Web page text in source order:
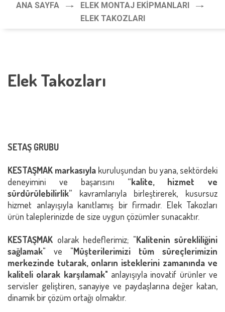
ANA SAYFA
ELEK MONTAJ EKIPMANLARI
ELEK TAKOZLARI
Elek Takozları
SETAŞ GRUBU
KESTAŞMAK markasıyla kuruluşundan bu yana, sektördeki
deneyimini ve başarısını “kalite, hizmet ve
sürdürülebilirlik” kavramlarıyla birleştirerek, kusursuz
hizmet anlayışıyla kanıtlamış bir firmadır. Elek Takozları
ürün taleplerinizde de size uygun çözümler sunacaktır.
KESTAŞMAK olarak hedeflerimiz; "Kalitenin sürekliliğini
sağlamak" ve "Müşterilerimizi tüm süreçlerimizin
merkezinde tutarak, onların isteklerini zamanında ve
kaliteli olarak karşılamak" anlayışıyla inovatif ürünler ve
servisler geliştiren, sanayiye ve paydaşlarına değer katan,
dinamik bir çözüm ortağı olmaktır.